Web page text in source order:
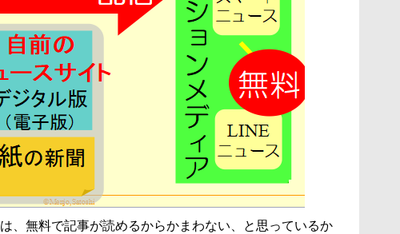
、無料で記事が読めるからかまわない、と思っているか